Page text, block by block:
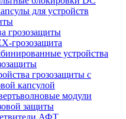
для устройств
грозозащиты
грозозащита
устройства
грозозащиты с
капсулой
модули
защиты
АФТ